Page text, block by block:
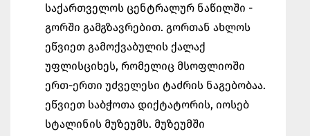
საქართველოს ცენტრალურ ნაწილში -
გორში გამგზავრებით. გორთან ახლოს
ეწვიეთ გამოქვაბულის ქალაქ
უფლისციხეს, რომელიც მსოფლიოში
ერთ-ერთი უძველესი ტაძრის ნაგებობაა.
ეწვიეთ საბჭოთა დიქტატორის, იოსებ
სტალინის მუზეუმს. მუზეუმში